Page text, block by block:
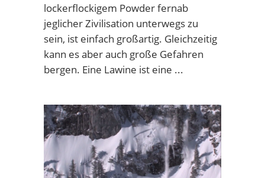
lockerflockigem Powder fernab
jeglicher Zivilisation unterwegs zu
sein, ist einfach großartig. Gleichzeitig
kann es aber auch große Gefahren
bergen. Eine Lawine ist eine